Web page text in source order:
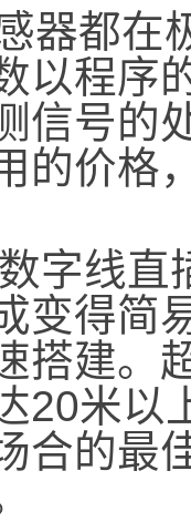
器都在
以程序
信号的
的价格
字线直
变得简
搭建。
20米以
合的最